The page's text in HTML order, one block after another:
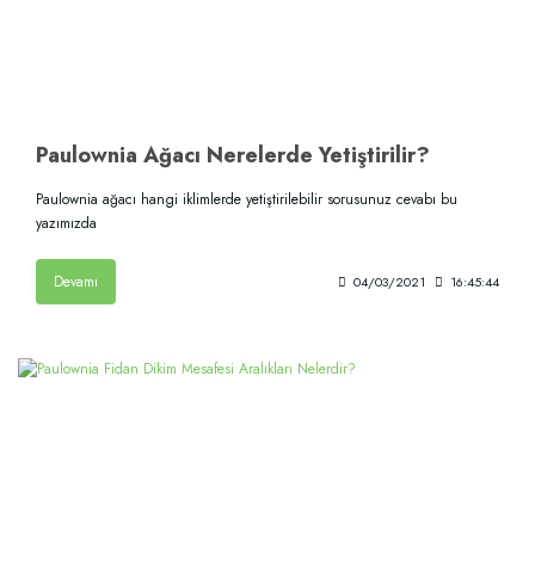
Paulownia Ağacı Nerelerde Yetiştirilir?
Paulownia ağacı hangi iklimlerde yetiştirilebilir sorusunuz cevabı bu
yazımızda
Devamı 04/03/2021 16:45:44